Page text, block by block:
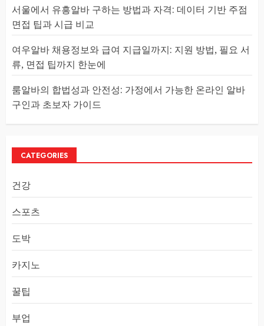
서울에서 유흥알바 구하는 방법과 자격: 데이터 기반 주점
면접 팁과 시급 비교
여우알바 채용정보와 급여 지급일까지: 지원 방법, 필요 서
류, 면접 팁까지 한눈에
룸알바의 합법성과 안전성: 가정에서 가능한 온라인 알바
구인과 초보자 가이드
CATEGORIES
건강
스포츠
도박
카지노
꿀팁
부업